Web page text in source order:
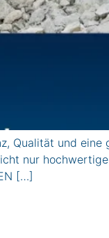
Qualität und eine
nur
[…]